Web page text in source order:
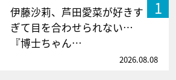
1
伊藤沙莉、芦田愛菜が好きす
ぎて目を合わせられない…
『博士ちゃん…
2026.08.08